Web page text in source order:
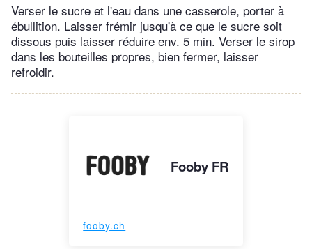
Verser le sucre et l'eau dans une casserole, porter à
ébullition. Laisser frémir jusqu'à ce que le sucre soit
dissous puis laisser réduire env. 5 min. Verser le sirop
dans les bouteilles propres, bien fermer, laisser
refroidir.
Fooby FR
fooby.ch